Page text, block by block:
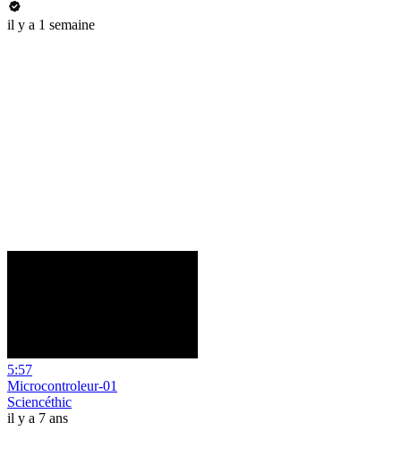
il y a 1 semaine
5:57
Microcontroleur-01
Sciencéthic
il y a 7 ans